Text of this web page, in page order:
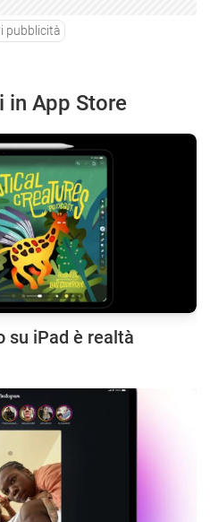
pubblicità
App Store
su iPad è realtà